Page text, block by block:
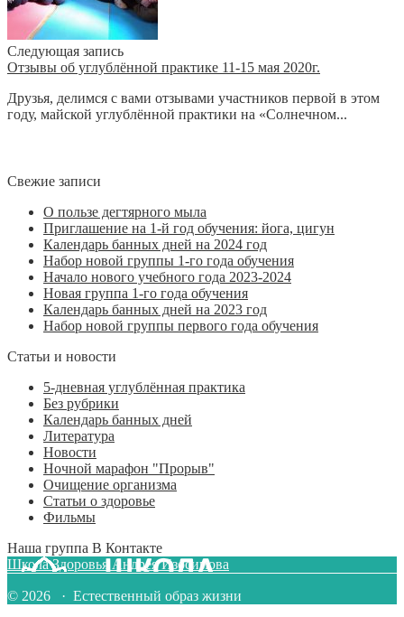
Следующая запись
Отзывы об углублённой практике 11-15 мая 2020г.
Друзья, делимся с вами отзывами участников первой в этом
году, майской углублённой практики на «Солнечном...
Свежие записи
О пользе дегтярного мыла
Приглашение на 1-й год обучения: йога, цигун
Календарь банных дней на 2024 год
Набор новой группы 1-го года обучения
Начало нового учебного года 2023-2024
Новая группа 1-го года обучения
Календарь банных дней на 2023 год
Набор новой группы первого года обучения
Статьи и новости
5-дневная углублённая практика
Без рубрики
Календарь банных дней
Литература
Новости
Ночной марафон "Прорыв"
Очищение организма
Статьи о здоровье
Фильмы
Наша группа В Контакте
Школа Здоровья Андрея Изосимова
© 2026 · Естественный образ жизни